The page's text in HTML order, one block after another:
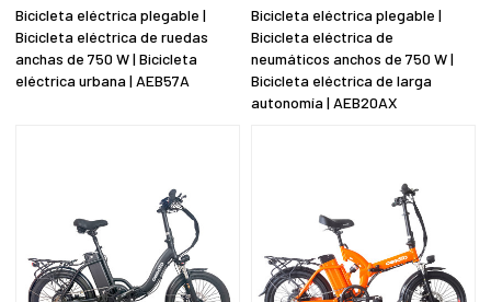
Bicicleta eléctrica plegable |
Bicicleta eléctrica de ruedas
anchas de 750 W | Bicicleta
eléctrica urbana | AEB57A
Bicicleta eléctrica plegable |
Bicicleta eléctrica de
neumáticos anchos de 750 W |
Bicicleta eléctrica de larga
autonomía | AEB20AX